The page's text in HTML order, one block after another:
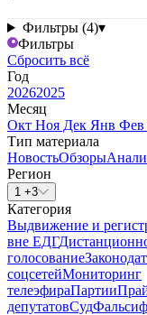
Фильтры (4)▾
Фильтры
Сбросить всё
Год
20262025
Месяц
Окт Ноя Дек Янв Фев
Тип материала
НовостьОбзоры
Регион
1 +3
Категория
Выдвижение и
вне ЕДГ
голосование
соцсетейМониторинг
телеэфираПартии
депутатовСуд